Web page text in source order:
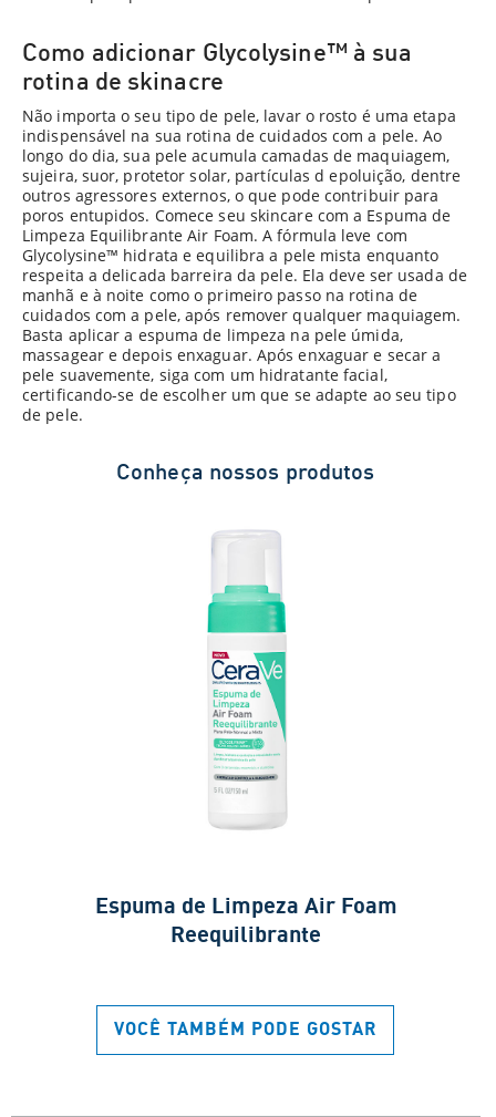
Como adicionar Glycolysine™ à sua
rotina de skinacre
Não importa o seu tipo de pele, lavar o rosto é uma etapa
indispensável na sua rotina de cuidados com a pele. Ao
longo do dia, sua pele acumula camadas de maquiagem,
sujeira, suor, protetor solar, partículas d epoluição, dentre
outros agressores externos, o que pode contribuir para
poros entupidos. Comece seu skincare com a Espuma de
Limpeza Equilibrante Air Foam. A fórmula leve com
Glycolysine™ hidrata e equilibra a pele mista enquanto
respeita a delicada barreira da pele. Ela deve ser usada de
manhã e à noite como o primeiro passo na rotina de
cuidados com a pele, após remover qualquer maquiagem.
Basta aplicar a espuma de limpeza na pele úmida,
massagear e depois enxaguar. Após enxaguar e secar a
pele suavemente, siga com um hidratante facial,
certificando-se de escolher um que se adapte ao seu tipo
de pele.
Conheça nossos produtos
Espuma de Limpeza Air Foam
Reequilibrante
VOCÊ TAMBÉM PODE GOSTAR